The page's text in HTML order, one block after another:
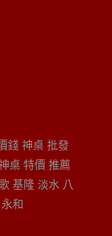
錢 神桌 批發
桌 特價 推薦
基隆 淡水 八
和